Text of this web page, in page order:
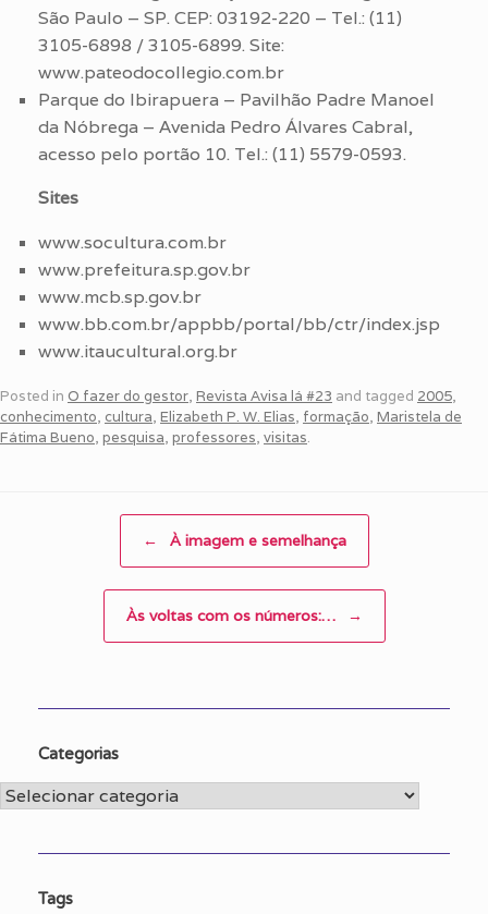
São Paulo – SP. CEP: 03192-220 – Tel.: (11)
3105-6898 / 3105-6899. Site:
www.pateodocollegio.com.br
Parque do Ibirapuera – Pavilhão Padre Manoel
da Nóbrega – Avenida Pedro Álvares Cabral,
acesso pelo portão 10. Tel.: (11) 5579-0593.
Sites
www.socultura.com.br
www.prefeitura.sp.gov.br
www.mcb.sp.gov.br
www.bb.com.br/appbb/portal/bb/ctr/index.jsp
www.itaucultural.org.br
Posted in O fazer do gestor, Revista Avisa lá #23 and tagged 2005,
conhecimento, cultura, Elizabeth P. W. Elias, formação, Maristela de
Fátima Bueno, pesquisa, professores, visitas.
← À imagem e semelhança
Às voltas com os números:… →
Categorias
Categorias
Tags